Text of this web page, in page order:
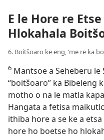
E le Hore re
Hlokahala
6. Boitšoaro ke eng, ’me re ka
6 Mantsoe a Seheberu
“boitšoaro” ka Bibeleng
motho o na le matla
Hangata a fetisa
ithiba hore a se ke a
hore ho boetse ho